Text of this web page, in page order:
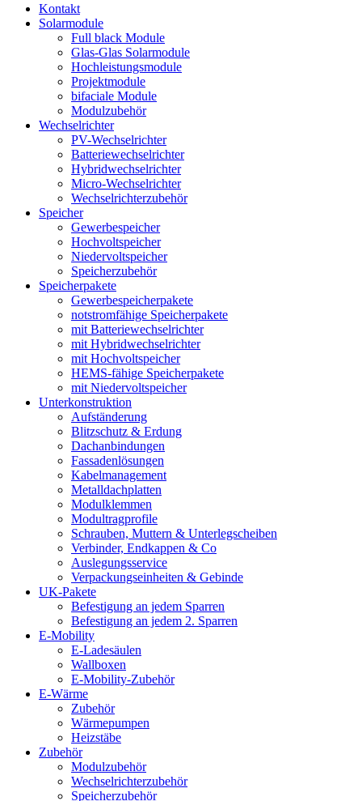
Kontakt
Solarmodule
Full black Module
Glas-Glas Solarmodule
Hochleistungsmodule
Projektmodule
bifaciale Module
Modulzubehör
Wechselrichter
PV-Wechselrichter
Batteriewechselrichter
Hybridwechselrichter
Micro-Wechselrichter
Wechselrichterzubehör
Speicher
Gewerbespeicher
Hochvoltspeicher
Niedervoltspeicher
Speicherzubehör
Speicherpakete
Gewerbespeicherpakete
notstromfähige Speicherpakete
mit Batteriewechselrichter
mit Hybridwechselrichter
mit Hochvoltspeicher
HEMS-fähige Speicherpakete
mit Niedervoltspeicher
Unterkonstruktion
Aufständerung
Blitzschutz & Erdung
Dachanbindungen
Fassadenlösungen
Kabelmanagement
Metalldachplatten
Modulklemmen
Modultragprofile
Schrauben, Muttern & Unterlegscheiben
Verbinder, Endkappen & Co
Auslegungsservice
Verpackungseinheiten & Gebinde
UK-Pakete
Befestigung an jedem Sparren
Befestigung an jedem 2. Sparren
E-Mobility
E-Ladesäulen
Wallboxen
E-Mobility-Zubehör
E-Wärme
Zubehör
Wärmepumpen
Heizstäbe
Zubehör
Modulzubehör
Wechselrichterzubehör
Speicherzubehör